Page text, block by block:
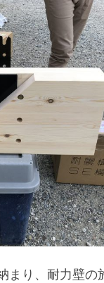
まり、耐力壁の